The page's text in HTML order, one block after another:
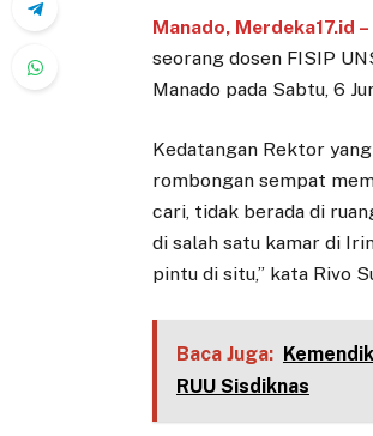
Manado, Merdeka17.id –
seorang dosen FISIP
Manado pada Sabtu, 6
Kedatangan Rektor
rombongan sempat
cari, tidak berada di
di salah satu kamar di
pintu di situ,” kata Rivo
Baca Juga:
RUU Sisdiknas